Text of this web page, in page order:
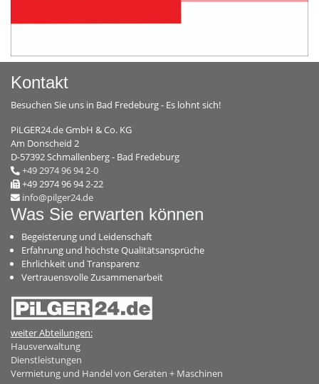
Kontakt
Besuchen Sie uns in Bad Fredeburg - Es lohnt sich!
PiLGER24.de GmbH & Co. KG
Am Donscheid 2
D-57392 Schmallenberg - Bad Fredeburg
+49 2974 96 94 2-0
+49 2974 96 94 2-22
info@pilger24.de
Was Sie erwarten können
Begeisterung und Leidenschaft
Erfahrung und höchste Qualitätsansprüche
Ehrlichkeit und Transparenz
Vertrauensvolle Zusammenarbeit
weiter Abteilungen:
Hausverwaltung
Dienstleistungen
Vermietung und Handel von Geräten + Maschinen